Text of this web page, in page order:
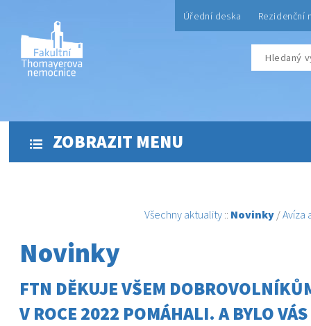
Úřední deska Rezidenční
ZOBRAZIT MENU
Všechny aktuality :: Novinky /Avíza
Novinky
FTN DĚKUJE VŠEM
V ROCE 2022 POMÁHALI. A BYLO